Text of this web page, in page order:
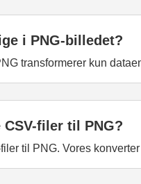
i PNG-billedet?
transformerer kun
filer til PNG?
til PNG. Vores